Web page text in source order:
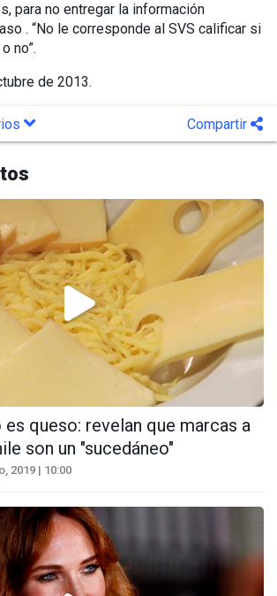
para no entregar la información
. “No le corresponde al SVS calificar si
no”.
de 2013.
Compartir
es queso: revelan que marcas a
son un "sucedáneo"
2019 | 10:00